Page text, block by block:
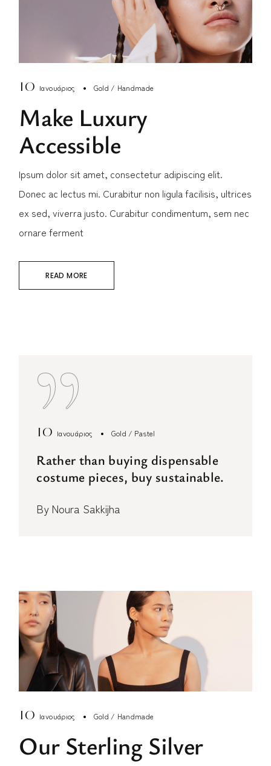
10 Ιανουάριος Gold Handmade
Make Luxury
Accessible
Ipsum dolor sit amet, consectetur adipiscing elit.
Donec ac lectus mi. Curabitur non ligula facilisis, ultrices
ex sed, viverra justo. Curabitur condimentum, sem nec
ornare ferment
READ MORE
10 Ιανουάριος Gold Pastel
Rather than buying dispensable
costume pieces, buy sustainable.
ByNoura Sakkijha
10 Ιανουάριος Gold Handmade
Our Sterling Silver